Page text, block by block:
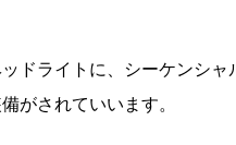
ドライトに、シーケンシャ
がされていいます。